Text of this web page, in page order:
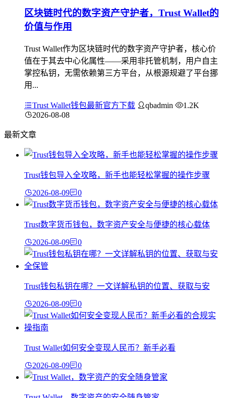
区块链时代的数字资产守护者，Trust Wallet的
价值与作用
Trust Wallet作为区块链时代的数字资产守护者，核心价
值在于其去中心化属性——采用非托管机制，用户自主
掌控私钥，无需依赖第三方平台，从根源规避了平台挪
用...
Trust Wallet钱包最新官方下载 qbadmin
1.2K
2026-08-08
最新文章
Trust钱包导入全攻略，新手也能轻松掌握的操作步骤
2026-08-09 0
Trust数字货币钱包，数字资产安全与便捷的核心载体
2026-08-09 0
Trust钱包私钥在哪？一文详解私钥的位置、获取与安
2026-08-09 0
Trust Wallet如何安全变现人民币？新手必看
2026-08-09 0